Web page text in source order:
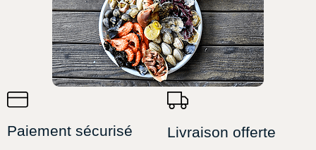
Paiement sécurisé Livraison offerte